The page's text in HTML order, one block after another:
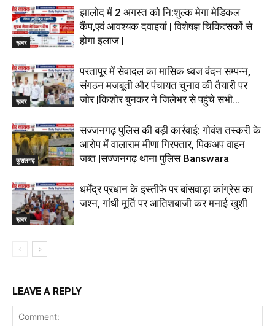
ख़बर
झालोद में 2 अगस्त को नि:शुल्क मेगा मेडिकल
कैंप,एवं आवश्यक दवाइयां | विशेषज्ञ चिकित्सकों से
होगा इलाज |
ख़बर
परतापूर में सेवादल का मासिक ध्वज वंदन सम्पन्न,
संगठन मजबूती और पंचायत चुनाव की तैयारी पर
जोर |किशोर बुनकर ने जिलेभर से पहुंचे सभी...
कुशलगढ़
सज्जनगढ़ पुलिस की बड़ी कार्रवाई: गोवंश तस्करी के
आरोप में वालाराम मीणा गिरफ्तार, पिकअप वाहन
जब्त |सज्जनगढ़ थाना पुलिस Banswara
ख़बर
धर्मेंद्र प्रधान के इस्तीफे पर बांसवाड़ा कांग्रेस का
जश्न, गांधी मूर्ति पर आतिशबाजी कर मनाई खुशी
LEAVE A REPLY